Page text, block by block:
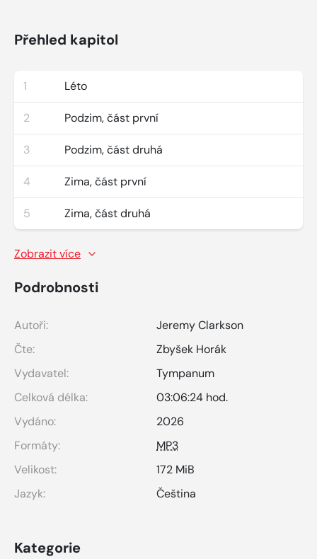
Přehled kapitol
1 Léto
2 Podzim, část první
3 Podzim, část druhá
4 Zima, část první
5 Zima, část druhá
Zobrazit více
Podrobnosti
Autoři:
Jeremy Clarkson
Čte:
Zbyšek Horák
Vydavatel:
Tympanum
Celková délka:
03:06:24 hod.
Vydáno:
2026
Formáty:
MP3
Velikost:
172 MiB
Jazyk:
Čeština
Kategorie